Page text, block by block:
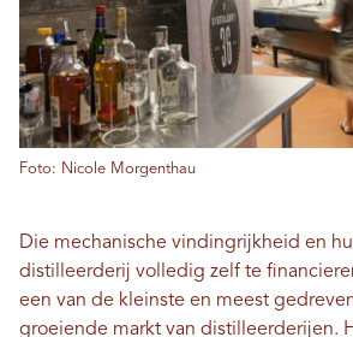
Foto: Nicole Morgenthau
Die mechanische vindingrijkheid en
distilleerderij volledig zelf te
een van de kleinste en meest
groeiende markt van distilleerderijen.